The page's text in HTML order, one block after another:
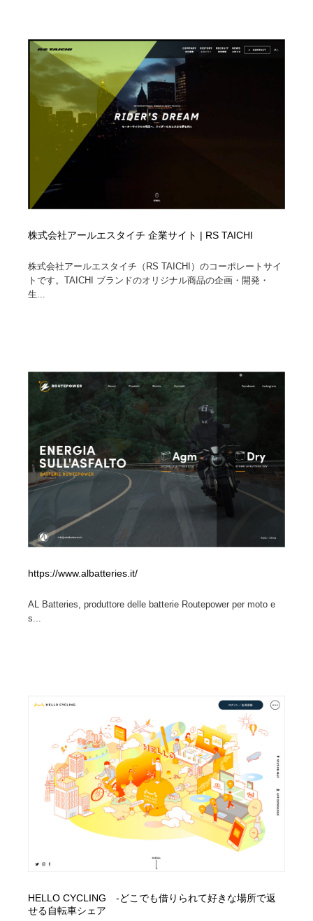
株式会社アールエスタイチ 企業サイト | RS TAICHI
株式会社アールエスタイチ（RS TAICHI）のコーポレートサイ
トです。TAICHI ブランドのオリジナル商品の企画・開発・
生...
https://www.albatteries.it/
AL Batteries, produttore delle batterie Routepower per moto e
s...
HELLO CYCLING -どこでも借りられて好きな場所で返
せる自転車シェア